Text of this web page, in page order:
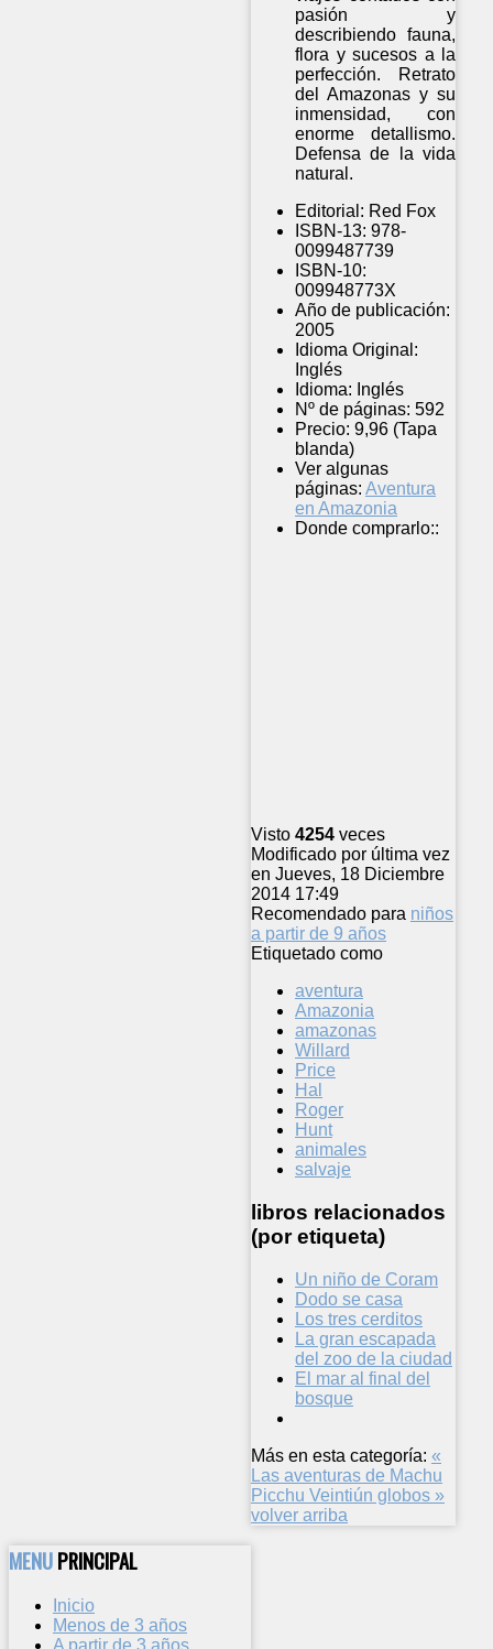
pasión y
describiendo fauna,
flora y sucesos a la
perfección. Retrato
del Amazonas y su
inmensidad, con
enorme detallismo.
Defensa de la vida
natural.
Editorial: Red Fox
ISBN-13: 978-
0099487739
ISBN-10:
009948773X
Año de publicación:
2005
Idioma Original:
Inglés
Idioma: Inglés
Nº de páginas: 592
Precio: 9,96 (Tapa
blanda)
Ver algunas
páginas: Aventura
en Amazonia
Donde comprarlo::
Visto 4254 veces
Modificado por última vez
en Jueves, 18 Diciembre
2014 17:49
Recomendado para niños
a partir de 9 años
Etiquetado como
aventura
Amazonia
amazonas
Willard
Price
Hal
Roger
Hunt
animales
salvaje
libros relacionados
(por etiqueta)
Un niño de Coram
Dodo se casa
Los tres cerditos
La gran escapada
del zoo de la ciudad
El mar al final del
bosque
Más en esta categoría: «
Las aventuras de Machu
Picchu Veintiún globos »
volver arriba
MENUPRINCIPAL
Inicio
Menos de 3 años